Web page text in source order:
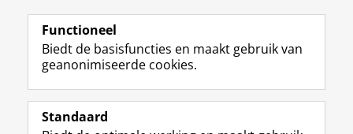
Volg de RUG
F
a
L
i
R
S
I
n
Y
o
Functioneel
Biedt de basisfuncties en maakt gebruik van
geanonimiseerde cookies.
Standaard